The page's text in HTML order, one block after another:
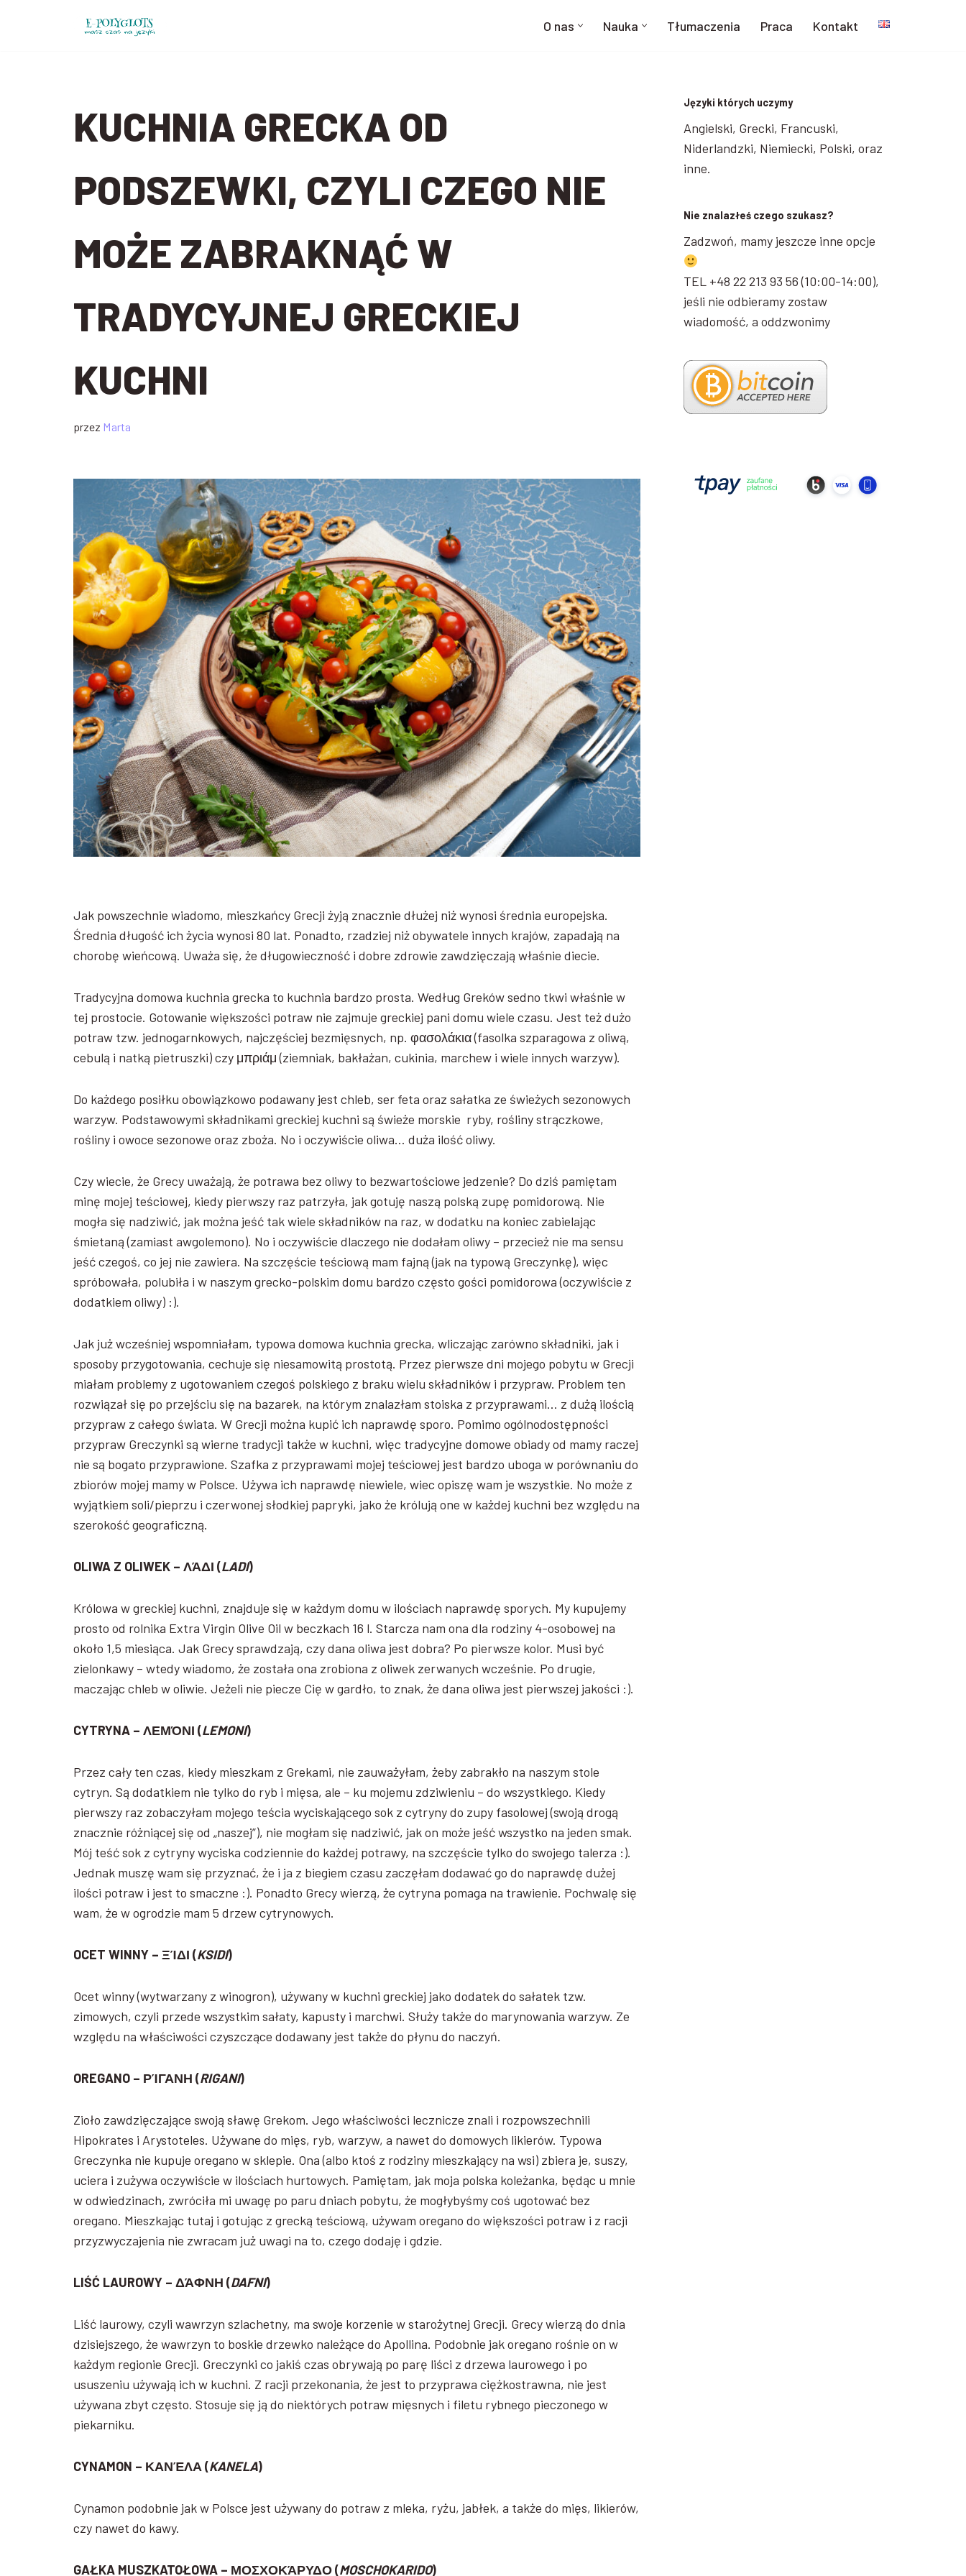
O nas Nauka Tłumaczenia Praca Kontakt
KUCHNIA GRECKA OD
PODSZEWKI, CZYLI CZEGO NIE
MOŻE ZABRAKNĄĆ W
TRADYCYJNEJ GRECKIEJ
KUCHNI
przez Marta
Jak powszechnie wiadomo, mieszkańcy Grecji żyją znacznie dłużej niż wynosi średnia europejska.
Średnia długość ich życia wynosi 80 lat. Ponadto, rzadziej niż obywatele innych krajów, zapadają na
chorobę wieńcową. Uważa się, że długowieczność i dobre zdrowie zawdzięczają właśnie diecie.
Tradycyjna domowa kuchnia grecka to kuchnia bardzo prosta. Według Greków sedno tkwi właśnie w
tej prostocie. Gotowanie większości potraw nie zajmuje greckiej pani domu wiele czasu. Jest też dużo
potraw tzw. jednogarnkowych, najczęściej bezmięsnych, np. φασολάκια (fasolka szparagowa z oliwą,
cebulą i natką pietruszki) czy μπριάμ (ziemniak, bakłażan, cukinia, marchew i wiele innych warzyw).
Do każdego posiłku obowiązkowo podawany jest chleb, ser feta oraz sałatka ze świeżych sezonowych
warzyw. Podstawowymi składnikami greckiej kuchni są świeże morskie ryby, rośliny strączkowe,
rośliny i owoce sezonowe oraz zboża. No i oczywiście oliwa… duża ilość oliwy.
Czy wiecie, że Grecy uważają, że potrawa bez oliwy to bezwartościowe jedzenie? Do dziś pamiętam
minę mojej teściowej, kiedy pierwszy raz patrzyła, jak gotuję naszą polską zupę pomidorową. Nie
mogła się nadziwić, jak można jeść tak wiele składników na raz, w dodatku na koniec zabielając
śmietaną (zamiast awgolemono). No i oczywiście dlaczego nie dodałam oliwy – przecież nie ma sensu
jeść czegoś, co jej nie zawiera. Na szczęście teściową mam fajną (jak na typową Greczynkę), więc
spróbowała, polubiła i w naszym grecko-polskim domu bardzo często gości pomidorowa (oczywiście z
dodatkiem oliwy) :).
Jak już wcześniej wspomniałam, typowa domowa kuchnia grecka, wliczając zarówno składniki, jak i
sposoby przygotowania, cechuje się niesamowitą prostotą. Przez pierwsze dni mojego pobytu w Grecji
miałam problemy z ugotowaniem czegoś polskiego z braku wielu składników i przypraw. Problem ten
rozwiązał się po przejściu się na bazarek, na którym znalazłam stoiska z przyprawami… z dużą ilością
przypraw z całego świata. W Grecji można kupić ich naprawdę sporo. Pomimo ogólnodostępności
przypraw Greczynki są wierne tradycji także w kuchni, więc tradycyjne domowe obiady od mamy raczej
nie są bogato przyprawione. Szafka z przyprawami mojej teściowej jest bardzo uboga w porównaniu do
zbiorów mojej mamy w Polsce. Używa ich naprawdę niewiele, wiec opiszę wam je wszystkie. No może z
wyjątkiem soli/pieprzu i czerwonej słodkiej papryki, jako że królują one w każdej kuchni bez względu na
szerokość geograficzną.
OLIWA Z OLIWEK – ΛΆΔΙ (LADI)
Królowa w greckiej kuchni, znajduje się w każdym domu w ilościach naprawdę sporych. My kupujemy
prosto od rolnika Extra Virgin Olive Oil w beczkach 16 l. Starcza nam ona dla rodziny 4-osobowej na
około 1,5 miesiąca. Jak Grecy sprawdzają, czy dana oliwa jest dobra? Po pierwsze kolor. Musi być
zielonkawy – wtedy wiadomo, że została ona zrobiona z oliwek zerwanych wcześnie. Po drugie,
maczając chleb w oliwie. Jeżeli nie piecze Cię w gardło, to znak, że dana oliwa jest pierwszej jakości :).
CYTRYNA – ΛΕΜΌΝΙ (LEMONI)
Przez cały ten czas, kiedy mieszkam z Grekami, nie zauważyłam, żeby zabrakło na naszym stole
cytryn. Są dodatkiem nie tylko do ryb i mięsa, ale – ku mojemu zdziwieniu – do wszystkiego. Kiedy
pierwszy raz zobaczyłam mojego teścia wyciskającego sok z cytryny do zupy fasolowej (swoją drogą
znacznie różniącej się od „naszej”), nie mogłam się nadziwić, jak on może jeść wszystko na jeden smak.
Mój teść sok z cytryny wyciska codziennie do każdej potrawy, na szczęście tylko do swojego talerza :).
Jednak muszę wam się przyznać, że i ja z biegiem czasu zaczęłam dodawać go do naprawdę dużej
ilości potraw i jest to smaczne :). Ponadto Grecy wierzą, że cytryna pomaga na trawienie. Pochwalę się
wam, że w ogrodzie mam 5 drzew cytrynowych.
OCET WINNY – ΞΊΔΙ (KSIDI)
Ocet winny (wytwarzany z winogron), używany w kuchni greckiej jako dodatek do sałatek tzw.
zimowych, czyli przede wszystkim sałaty, kapusty i marchwi. Służy także do marynowania warzyw. Ze
względu na właściwości czyszczące dodawany jest także do płynu do naczyń.
OREGANO – ΡΊΓΑΝΗ (RIGANI)
Zioło zawdzięczające swoją sławę Grekom. Jego właściwości lecznicze znali i rozpowszechnili
Hipokrates i Arystoteles. Używane do mięs, ryb, warzyw, a nawet do domowych likierów. Typowa
Greczynka nie kupuje oregano w sklepie. Ona (albo ktoś z rodziny mieszkający na wsi) zbiera je, suszy,
uciera i zużywa oczywiście w ilościach hurtowych. Pamiętam, jak moja polska koleżanka, będąc u mnie
w odwiedzinach, zwróciła mi uwagę po paru dniach pobytu, że mogłybyśmy coś ugotować bez
oregano. Mieszkając tutaj i gotując z grecką teściową, używam oregano do większości potraw i z racji
przyzwyczajenia nie zwracam już uwagi na to, czego dodaję i gdzie.
LIŚĆ LAUROWY – ΔΆΦΝΗ (DAFNI)
Liść laurowy, czyli wawrzyn szlachetny, ma swoje korzenie w starożytnej Grecji. Grecy wierzą do dnia
dzisiejszego, że wawrzyn to boskie drzewko należące do Apollina. Podobnie jak oregano rośnie on w
każdym regionie Grecji. Greczynki co jakiś czas obrywają po parę liści z drzewa laurowego i po
ususzeniu używają ich w kuchni. Z racji przekonania, że jest to przyprawa ciężkostrawna, nie jest
używana zbyt często. Stosuje się ją do niektórych potraw mięsnych i filetu rybnego pieczonego w
piekarniku.
CYNAMON – ΚΑΝΈΛΑ (KANELA)
Cynamon podobnie jak w Polsce jest używany do potraw z mleka, ryżu, jabłek, a także do mięs, likierów,
czy nawet do kawy.
GAŁKA MUSZKATOŁOWA – ΜΟΣΧΟΚΆΡΥΔΟ (MOSCHOKARIDO)
Języki których uczymy
Angielski, Grecki, Francuski,
Niderlandzki, Niemiecki, Polski, oraz
inne.
Nie znalazłeś czego szukasz?
Zadzwoń, mamy jeszcze inne opcje
TEL +48 22 213 93 56 (10:00-14:00),
jeśli nie odbieramy zostaw
wiadomość, a oddzwonimy